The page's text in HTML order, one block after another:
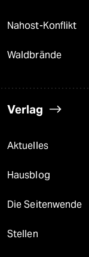
Nahost-Konflikt
Waldbrände
Verlag
Aktuelles
Hausblog
Die Seitenwende
Stellen